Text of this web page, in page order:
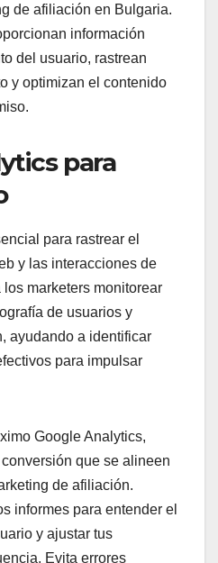
de afiliación en Bulgaria.
información
del usuario, rastrean
y optimizan el contenido
para
para rastrear el
y las interacciones de
los marketers monitorear
de usuarios y
ayudando a identificar
para impulsar
Google Analytics,
que se alineen
de afiliación.
informes para entender el
y ajustar tus
Evita errores